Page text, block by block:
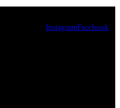
InstagramFacebook